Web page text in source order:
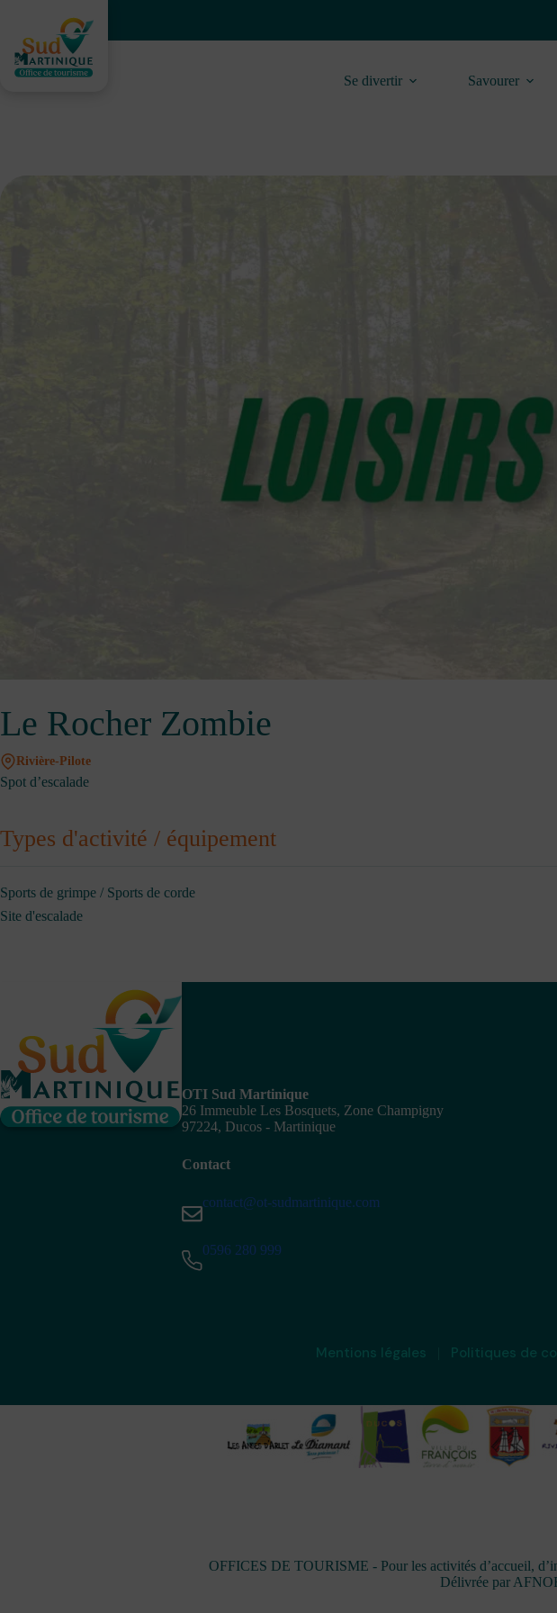
contenu
Se divertir Savourer
Le Rocher Zombie
Rivière-Pilote
Spot d’escalade
Types d'activité / équipement
Sports de grimpe / Sports de corde
Site d'escalade
OTI Sud Martinique
26 Immeuble Les Bosquets, Zone Champigny
97224, Ducos - Martinique
Contact
contact@ot-sudmartinique.com
0596 280 999
Mentions légales Politiques de
OFFICES DE TOURISME - Pour les activités d’accueil,
Délivrée par